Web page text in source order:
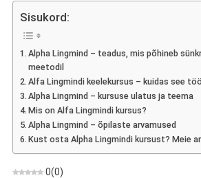
Sisukord:
Alpha Lingmind – teadus, mis põhineb
meetodil
Alfa Lingmindi keelekursus – kuidas see
Alpha Lingmind – kursuse ulatus ja teema
Mis on Alfa Lingmindi kursus?
Alpha Lingmind – õpilaste arvamused
Kust osta Alpha Lingmindi kursust? Meie
0(0)